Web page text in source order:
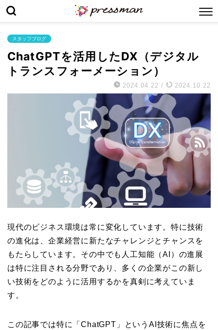
スタッフブログ
ChatGPTを活用したDX（デジタル
トランスフォーメーション）
2024.04.22 / 2024.10.22
現代のビジネス環境は常に変化しています。特に技術
の進化は、企業経営に新たなチャレンジとチャンスを
もたらしています。その中でも人工知能（AI）の進展
は特に注目される分野であり、多くの企業がこの新し
い技術をどのように活用するかを真剣に考えていま
す。
この記事では特に「ChatGPT」というAI技術に焦点を